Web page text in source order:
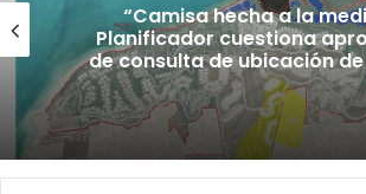
“Camisa hecha a la
Planificador cuestiona
de consulta de ubicación de